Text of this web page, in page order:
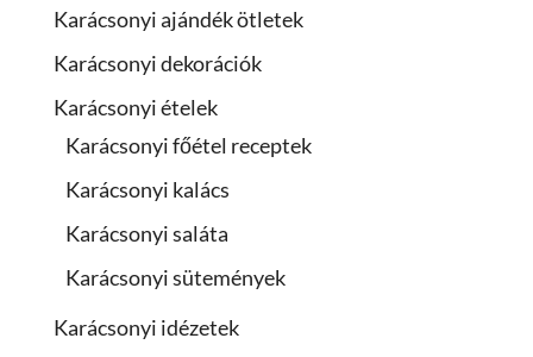
Karácsonyi ajándék ötletek
Karácsonyi dekorációk
Karácsonyi ételek
Karácsonyi főétel receptek
Karácsonyi kalács
Karácsonyi saláta
Karácsonyi sütemények
Karácsonyi idézetek